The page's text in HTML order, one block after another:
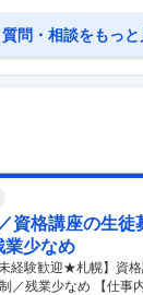
質問・相談をもっと
資格講座の生徒
業少なめ
経験歓迎★札幌】資
／残業少なめ 【仕事